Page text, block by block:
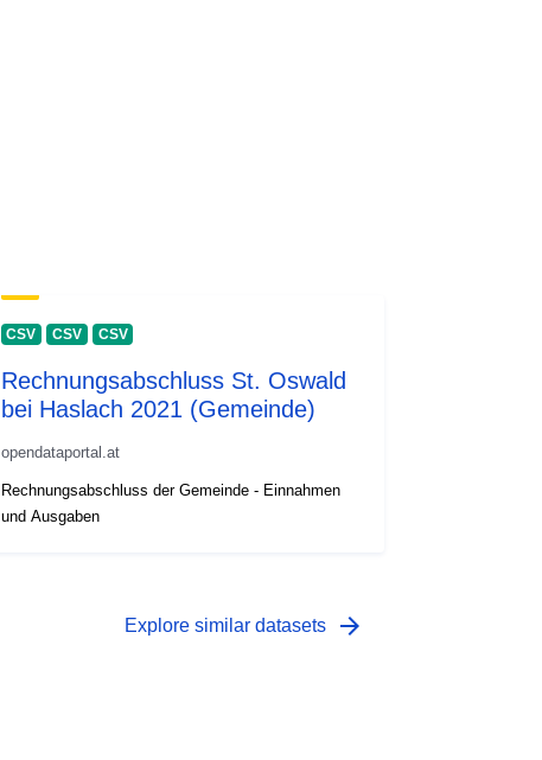
CSV CSV CSV
Rechnungsabschluss St. Oswald
bei Haslach 2021 (Gemeinde)
opendataportal.at
Rechnungsabschluss der Gemeinde - Einnahmen
und Ausgaben
Explore similar datasets arrow_forward